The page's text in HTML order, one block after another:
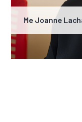
Me Joanne